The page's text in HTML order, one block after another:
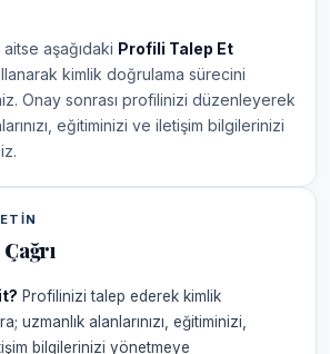
aşağıdaki Profili Talep Et
kimlik doğrulama sürecini
Onay sonrası profilinizi düzenleyerek
eğitiminizi ve iletişim bilgilerinizi
Profilinizi talep ederek kimlik
uzmanlık alanlarınızı, eğitiminizi,
bilgilerinizi yönetmeye